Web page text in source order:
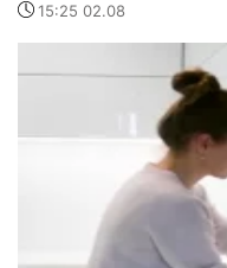
15:25 02.08